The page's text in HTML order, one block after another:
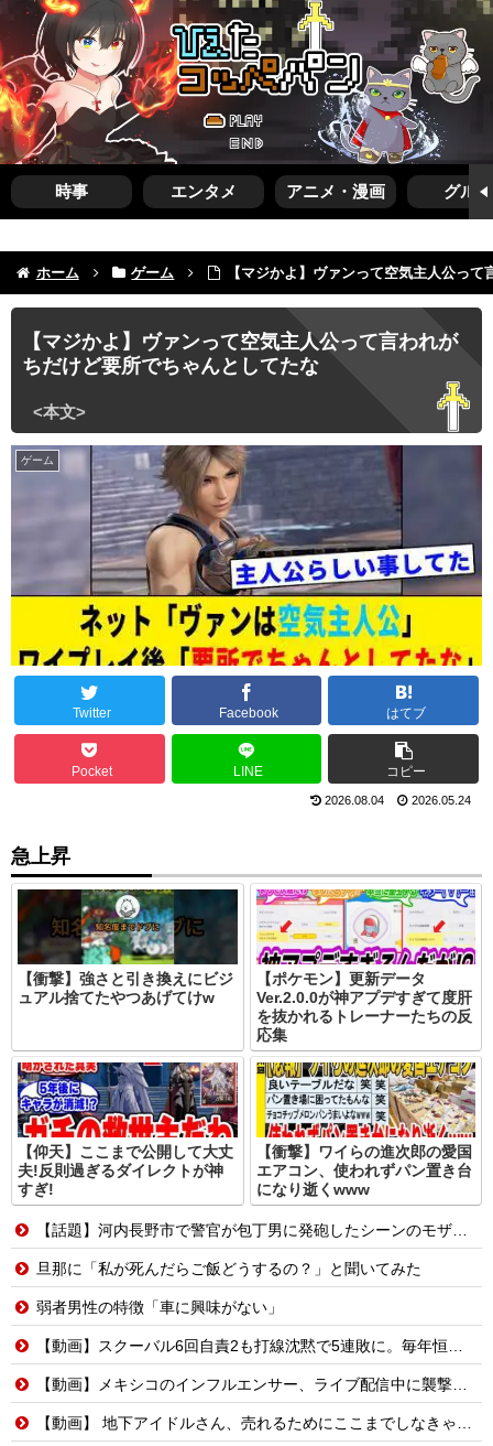
時事 エンタメ アニメ・漫画 グルメ
ホーム ゲーム 【マジかよ】ヴァンって空気主人公っ
【マジかよ】ヴァンって空気主人公って言われが
ちだけど要所でちゃんとしてたな
ゲーム
Twitter Facebook はてブ
Pocket LINE コピー
2026.08.04 2026.05.24
急上昇
【衝撃】強さと引き換えにビジ
ュアル捨てたやつあげてけw
【ポケモン】更新データ
Ver.2.0.0が神アプデすぎて度肝
を抜かれるトレーナーたちの反
応集
【仰天】ここまで公開して大丈
夫!反則過ぎるダイレクトが神
すぎ!
【衝撃】ワイらの進次郎の愛国
エアコン、使われずパン置き台
になり逝くwww
【話題】河内長野市で警官が包丁男に発砲したシーンのモザ無し映像が公開される。
旦那に「私が死んだらご飯どうするの？」と聞いてみた
弱者男性の特徴「車に興味がない」
【動画】スクーバル6回自責2も打線沈黙で5連敗に。毎年恒例の苦しい時期に入るドジャースファン
【動画】メキシコのインフルエンサー、ライブ配信中に襲撃されて死亡。
【動画】 地下アイドルさん、売れるためにここまでしなきゃいけないと判明…………………